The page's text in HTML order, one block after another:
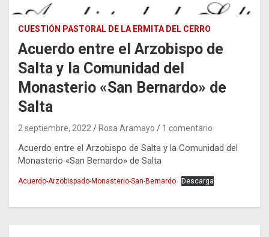
CUESTIÓN PASTORAL DE LA ERMITA DEL CERRO
Acuerdo entre el Arzobispo de
Salta y la Comunidad del
Monasterio «San Bernardo» de
Salta
2 septiembre, 2022 Rosa Aramayo 1 comentario
Acuerdo entre el Arzobispo de Salta y la Comunidad del
Monasterio «San Bernardo» de Salta
Acuerdo-Arzobispado-Monasterio-San-Bernardo Descarga